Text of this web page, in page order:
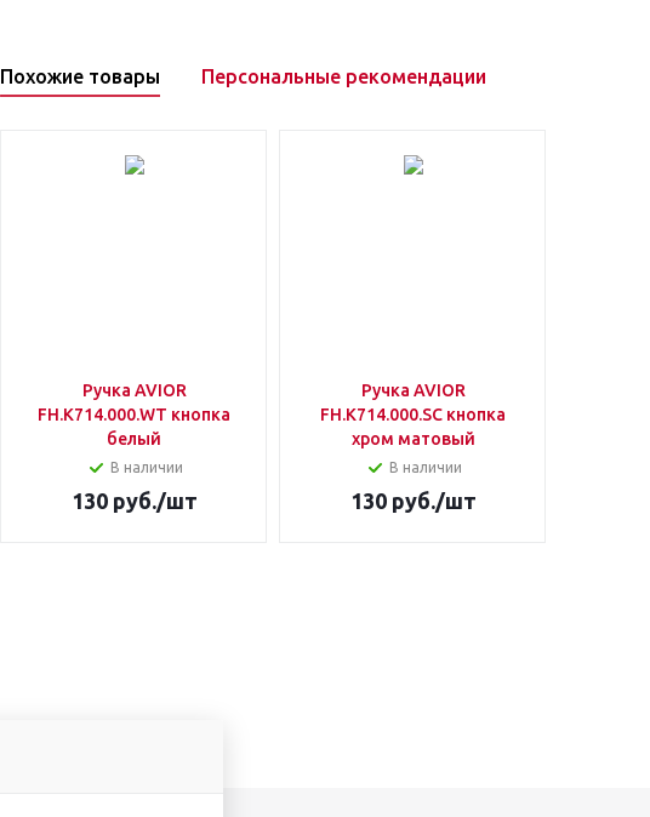
Похожие товары Персональные рекомендации
Ручка AVIOR
FH.К714.000.WT кнопка
белый
В наличии
130руб./шт
Ручка AVIOR
FH.К714.000.SС кнопка
хром матовый
В наличии
130руб./шт